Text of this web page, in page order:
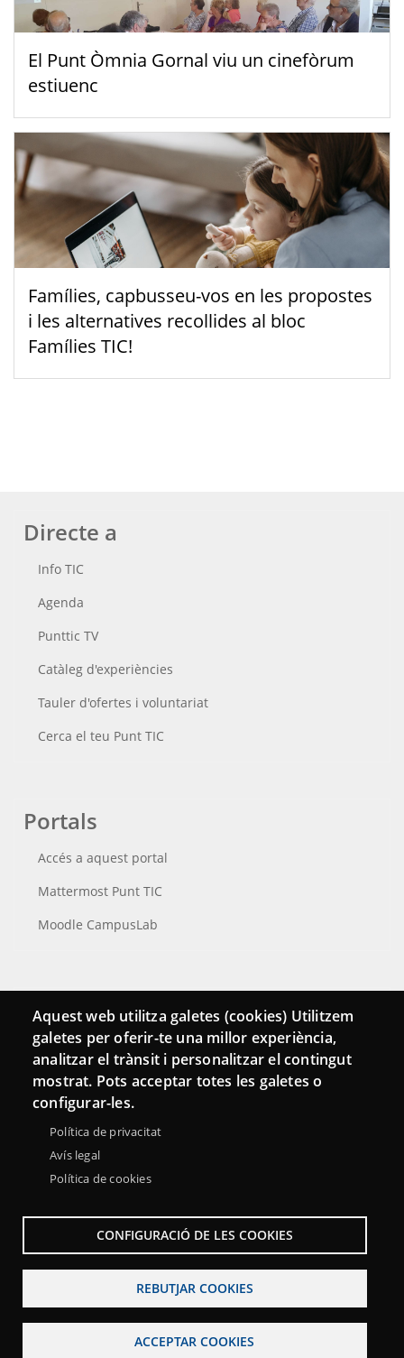
El Punt Òmnia Gornal viu un cinefòrum
estiuenc
Famílies, capbusseu-vos en les propostes
i les alternatives recollides al bloc
Famílies TIC!
Directe a
Info TIC
Agenda
Punttic TV
Catàleg d'experiències
Tauler d'ofertes i voluntariat
Cerca el teu Punt TIC
Portals
Accés a aquest portal
Mattermost Punt TIC
Moodle CampusLab
Connecta
Bustia de contacte
Butlletins
Aquest web utilitza galetes (cookies) Utilitzem
galetes per oferir-te una millor experiència,
analitzar el trànsit i personalitzar el contingut
mostrat. Pots acceptar totes les galetes o
configurar-les.
Política de privacitat
Avís legal
Política de cookies
CONFIGURACIÓ DE LES COOKIES
REBUTJAR COOKIES
ACCEPTAR COOKIES
Menu
Sobre la Xarxa Punttic Avís legal
Accessibilitat